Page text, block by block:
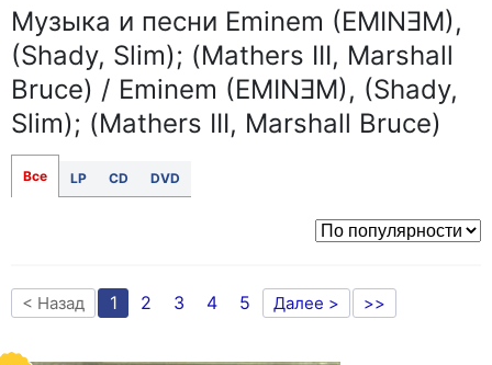
Музыка и песни Eminem (EMINƎM),
(Shady, Slim); (Mathers III, Marshall
Bruce) / Eminem (EMINƎM), (Shady,
Slim); (Mathers III, Marshall Bruce)
Все LP CD DVD
< Назад 1 2 3 4 5 Далее > >>